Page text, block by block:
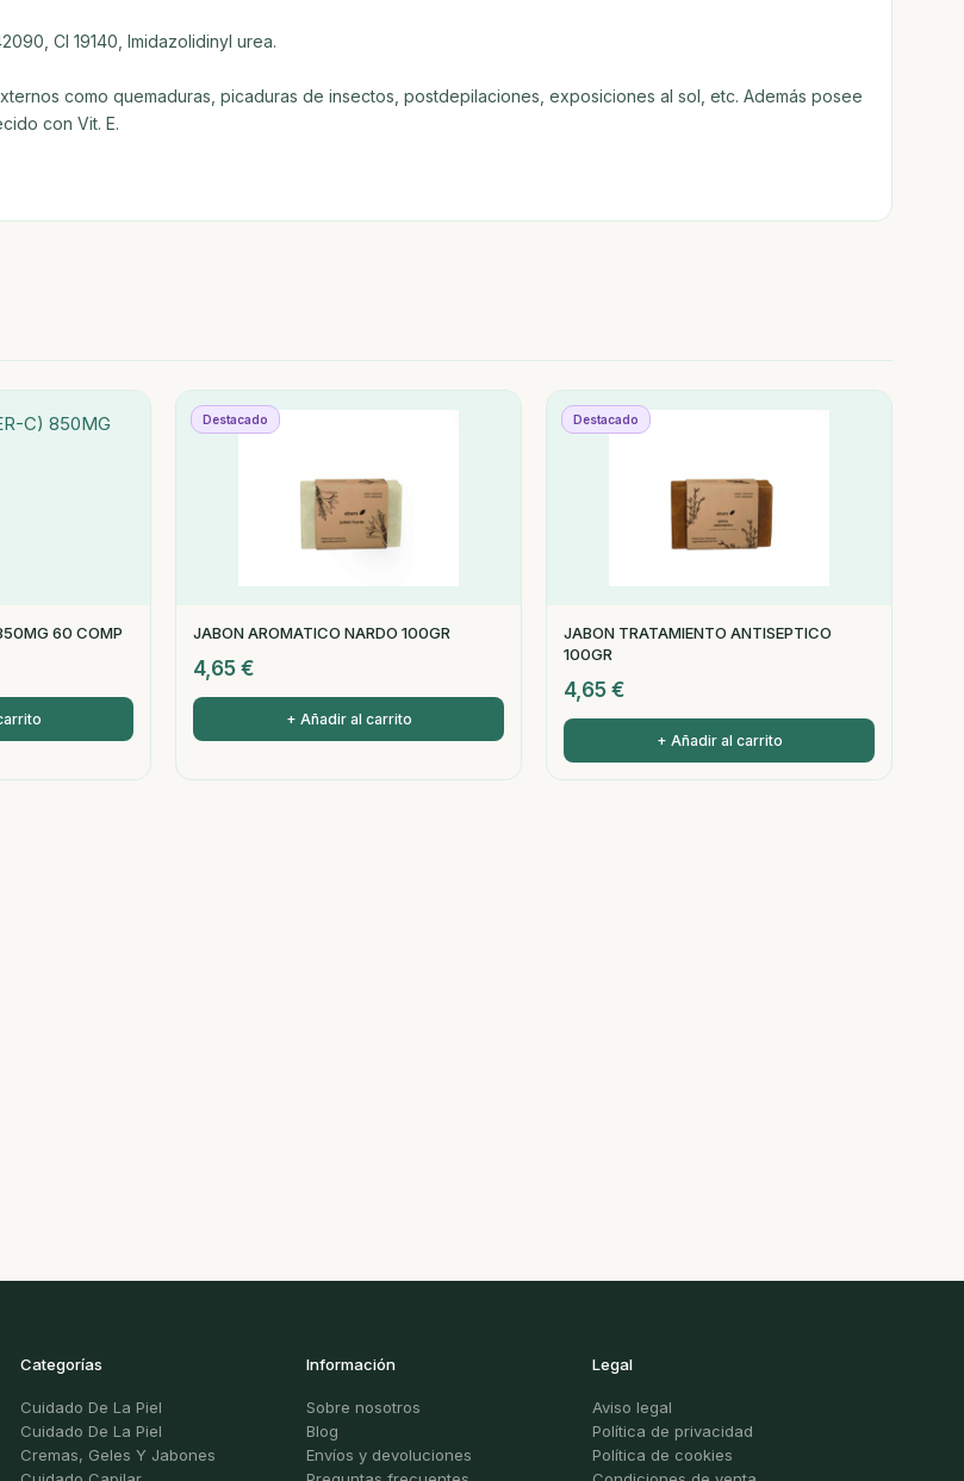
Cl 19140, Imidazolidinyl urea.
como quemaduras, picaduras de insectos, postdepilaciones, exposiciones al sol, etc. Además posee
con Vit. E.
60 COMP
Destacado
JABON AROMATICO NARDO 100GR
4,65 €
+ Añadir al carrito
Destacado
JABON TRATAMIENTO ANTISEPTICO
100GR
4,65 €
+ Añadir al carrito
Categorías
Cuidado De La Piel
Cuidado De La Piel
Cremas, Geles Y Jabones
Información
Sobre nosotros
Blog
Envíos y devoluciones
Legal
Aviso legal
Política de privacidad
Política de cookies